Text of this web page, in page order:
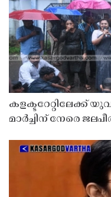
കളക്ടറേറ്റിലേക്ക്
മാർച്ചിന് നേരെ